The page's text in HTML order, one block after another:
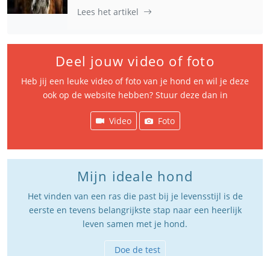
Lees het artikel
Deel jouw video of foto
Heb jij een leuke video of foto van je hond en wil je deze
ook op de website hebben? Stuur deze dan in
Video Foto
Mijn ideale hond
Het vinden van een ras die past bij je levensstijl is de
eerste en tevens belangrijkste stap naar een heerlijk
leven samen met je hond.
Doe de test